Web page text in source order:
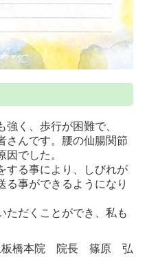
く、歩行が困難で、
んです。 腰の仙腸関節
でした。
する事により、しびれが
る事ができるようになり
ただくことができ、私も
板橋本院
院長 篠原 弘